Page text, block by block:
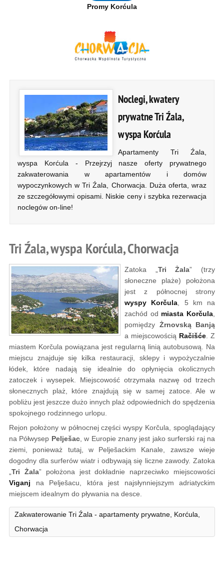
Promy Korćula
Noclegi, kwatery
prywatne Tri Źala,
wyspa Korćula
Apartamenty Tri Źala,
wyspa Korćula - Przejrzyj nasze oferty prywatnego
zakwaterowania w apartamentów i domów
wypoczynkowych w Tri Źala, Chorwacja. Duża oferta, wraz
ze szczegółowymi opisami. Niskie ceny i szybka rezerwacja
noclegów on-line!
Tri Źala, wyspa Korćula, Chorwacja
Zatoka „Tri Żala” (trzy
słoneczne plaże) położona
jest z północnej strony
wyspy Korčula, 5 km na
zachód od miasta Korčula,
pomiędzy Żrnovską Banją
a miejscowością Račišće. Z
miastem Korčula powiązana jest regularną linią autobusową. Na
miejscu znajduje się kilka restauracji, sklepy i wypożyczalnie
łódek, które nadają się idealnie do opłynięcia okolicznych
zatoczek i wysepek. Miejscowość otrzymała nazwę od trzech
słonecznych plaż, które znajdują się w samej zatoce. Ale w
pobliżu jest jeszcze dużo innych plaż odpowiednich do spędzenia
spokojnego rodzinnego urlopu.
Rejon położony w północnej części wyspy Korčula, spoglądający
na Półwysep Pelješac, w Europie znany jest jako surferski raj na
ziemi, ponieważ tutaj, w Pelješackim Kanale, zawsze wieje
dogodny dla surferów wiatr i odbywają się liczne zawody. Zatoka
„Tri Żala” położona jest dokładnie naprzeciwko miejscowości
Viganj na Pelješacu, która jest najsłynniejszym adriatyckim
miejscem idealnym do pływania na desce.
Zakwaterowanie Tri Źala - apartamenty prywatne, Korćula,
Chorwacja